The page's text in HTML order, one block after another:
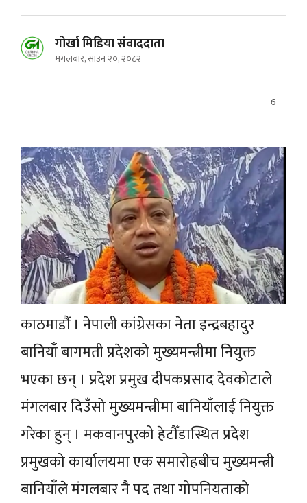
गोर्खा मिडिया संवाददाता
मंगलबार, साउन २०, २०८२
6
काठमाडौं । नेपाली कांग्रेसका नेता इन्द्रबहादुर
बानियाँ बागमती प्रदेशको मुख्यमन्त्रीमा नियुक्त
भएका छन् । प्रदेश प्रमुख दीपकप्रसाद देवकोटाले
मंगलबार दिउँसो मुख्यमन्त्रीमा बानियाँलाई नियुक्त
गरेका हुन् । मकवानपुरको हेटौँडास्थित प्रदेश
प्रमुखको कार्यालयमा एक समारोहबीच मुख्यमन्त्री
बानियाँले मंगलबार नै पद तथा गोपनियताको